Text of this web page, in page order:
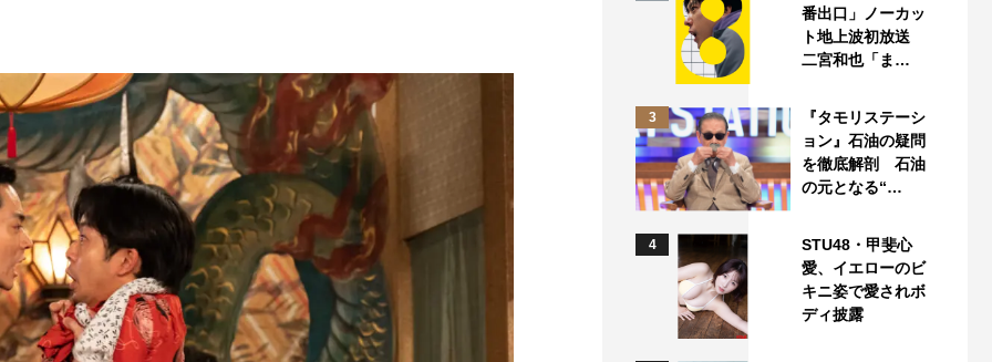
番出口」ノーカッ
ト地上波初放送
二宮和也「ま…
3
『タモリステーシ
ョン』石油の疑問
を徹底解剖 石油
の元となる“…
4
STU48・甲斐心
愛、イエローのビ
キニ姿で愛されボ
ディ披露